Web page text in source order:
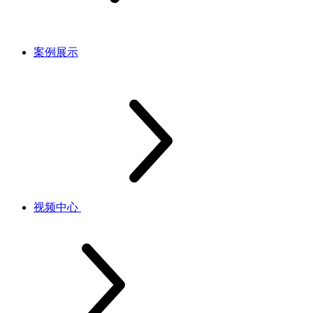
案例展示
视频中心